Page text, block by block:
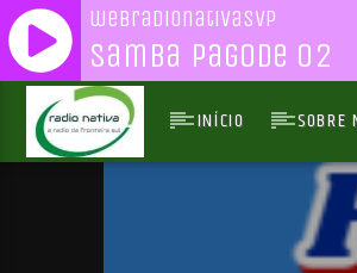
webradionativasvp
Samba Pagode 02